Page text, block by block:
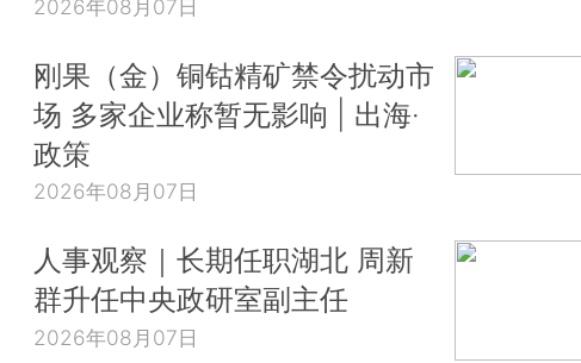
2026年08月07日
刚果（金）铜钴精矿禁令扰动市
场 多家企业称暂无影响 | 出海·
政策
2026年08月07日
人事观察｜长期任职湖北 周新
群升任中央政研室副主任
2026年08月07日